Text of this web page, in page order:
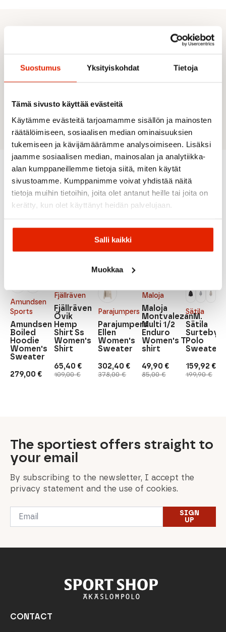
Suostumus Yksityiskohdat Tietoja
Tämä sivusto käyttää evästeitä
Käytämme evästeitä tarjoamamme sisällön ja mainosten
räätälöimiseen, sosiaalisen median ominaisuuksien
tukemiseen ja kävijämäärämme analysoimiseen. Lisäksi
jaamme sosiaalisen median, mainosalan ja analytiikka-
alan kumppaneillemme tietoja siitä, miten käytät
sivustoamme. Kumppanimme voivat yhdistää näitä
tietoja muihin tietoihin, joita olet antanut heille tai joita on
kerätty, kun olet käyttänyt heidän palvelujaan.
Salli kaikki
Muokkaa
temperature in all weather conditions and
resists odors
Fully fashioned set-in sleeves
Rib neck opening, cuffs and bottom hem
Recommended for you
Amundsen
Sports
279,00 €
Amundsen
Boiled
Hoodie
Women's
Sweater
Fjällräven
109,00€
Original
65,40 €
Current
Fjällräven
Övik
Hemp
Shirt Ss
Women's
Shirt
Parajumpers
378,00€
Original
302,40 €
Current
Parajumpers
Ellen
Women's
Sweater
Maloja
85,00€
Original
49,90 €
Current
Maloja
MontvalezanM.
Multi 1/2
Enduro
Women's T-
shirt
Sätila
199,90€
Original
159,92 €
Current
Sätila
Surteby
Polo
Sweater
The sportiest offers straight to
your email
By subscribing to the newsletter, I accept the
privacy statement and the use of cookies.
Email
SIGN
UP
CONTACT